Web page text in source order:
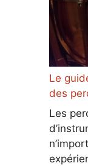
Le
des
Les